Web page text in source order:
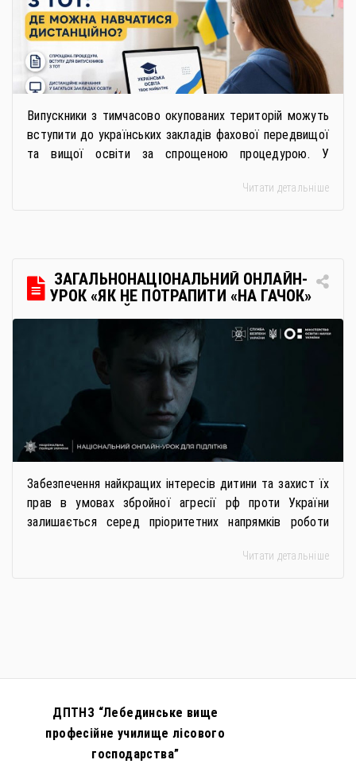
Випускники з тимчасово окупованих територій можуть
вступити до українських закладів фахової передвищої
та вищої освіти за спрощеною процедурою. У
дистанційне навчання, що дає можливість здобувати
передбачає: Скористатися цією процедурою […]
Читати детальніше
ЗАГАЛЬНОНАЦІОНАЛЬНИЙ ОНЛАЙН-
УРОК «ЯК НЕ ПОТРАПИТИ «НА ГАЧОК»
РОСІЙСЬКИХ СПЕЦСЛУЖБ
Забезпечення найкращих інтересів дитини та захист їх
прав в умовах збройної агресії рф проти України
залишається серед пріоритетних напрямків роботи
застосовується метод використання дітей у
Читати детальніше
ДПТНЗ “Лебединське вище
професійне училище лісового
господарства”